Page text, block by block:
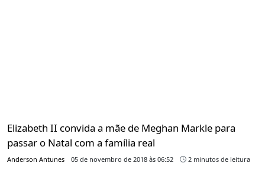
Elizabeth II convida a mãe de Meghan Markle para
passar o Natal com a família real
Anderson Antunes 05 de novembro de 2018 às 06:52 2 minutos de leitura